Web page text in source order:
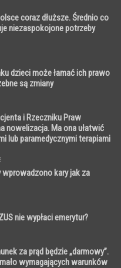
coraz dłuższe. Średnio co
niezaspokojone potrzeby
dzieci może łamać ich prawo
są zmiany
i Rzeczniku Praw
nowelizacja. Ma ona ułatwić
lub paramedycznymi terapiami
kary jak za
nie wypłaci emerytur?
za prąd będzie „darmowy”.
wymagających warunków